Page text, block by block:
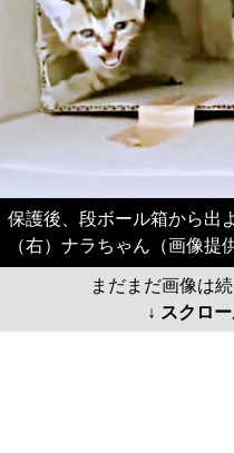
保護後、段ボール箱から出
（右）ナラちゃん（画像提
まだまだ画像は
↓ スクロ